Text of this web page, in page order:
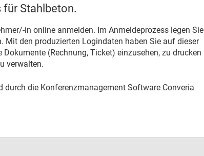
für Stahlbeton.
in online anmelden. Im Anmeldeprozess legen Sie
Mit den produzierten Logindaten haben Sie auf dieser
(Rechnung, Ticket) einzusehen, zu drucken
verwalten.
durch die Konferenzmanagement Software Converia